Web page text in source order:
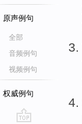
原声例句
全部
音频例句
视频例句
权威例句